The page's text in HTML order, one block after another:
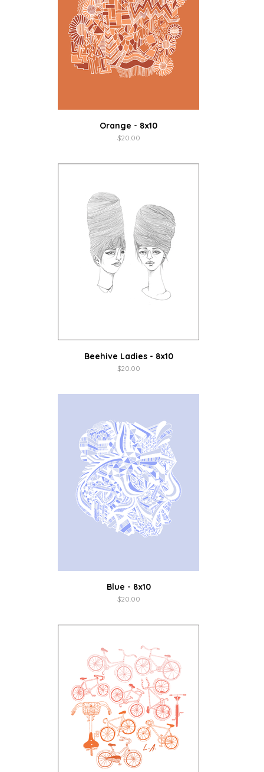
Orange - 8x10
$20.00
Beehive Ladies - 8x10
$20.00
Blue - 8x10
$20.00